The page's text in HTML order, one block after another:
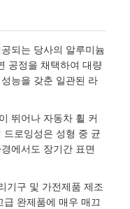
되는 당사의 알루미늄
공정을 채택하여 대량
능을 갖춘 일관된 라
뛰어나 자동차 휠 커
드로잉성은 성형 중 균
에서도 장기간 표면
기구 및 가전제품 제조
완제품에 매우 매끄